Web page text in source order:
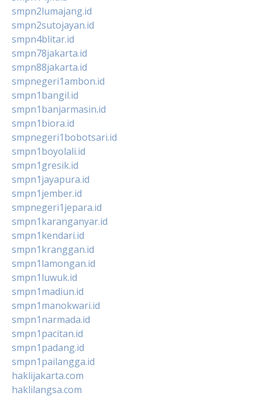
smpn2lumajang.id
smpn2sutojayan.id
smpn4blitar.id
smpn78jakarta.id
smpn88jakarta.id
smpnegeri1ambon.id
smpn1bangil.id
smpn1banjarmasin.id
smpn1biora.id
smpnegeri1bobotsari.id
smpn1boyolali.id
smpn1gresik.id
smpn1jayapura.id
smpn1jember.id
smpnegeri1jepara.id
smpn1karanganyar.id
smpn1kendari.id
smpn1kranggan.id
smpn1lamongan.id
smpn1luwuk.id
smpn1madiun.id
smpn1manokwari.id
smpn1narmada.id
smpn1pacitan.id
smpn1padang.id
smpn1pailangga.id
haklijakarta.com
haklilangsa.com